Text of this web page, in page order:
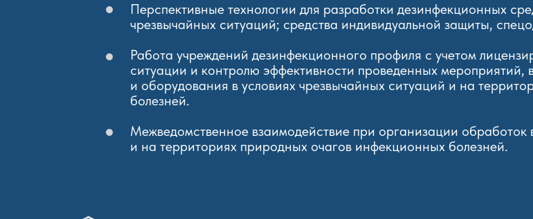
Перспективные технологии для разработки дезинфекционных
чрезвычайных ситуаций; средства индивидуальной защиты,
Работа учреждений дезинфекционного профиля с учетом
ситуации и контролю эффективности проведенных мероприятий,
и оборудования в условиях чрезвычайных ситуаций и на
болезней.
Межведомственное взаимодействие при организации обработок
и на территориях природных очагов инфекционных болезней.